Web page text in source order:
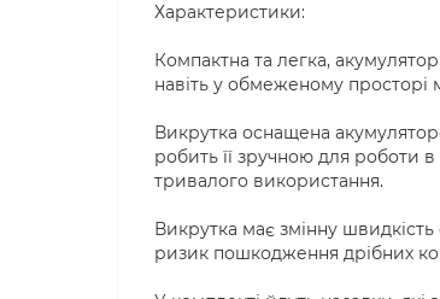
Характеристики:
Компактна та легка,
навіть у обмеженому
Викрутка оснащена
робить її зручною для роботи
тривалого використання.
Викрутка має змінну
ризик пошкодження дрібних